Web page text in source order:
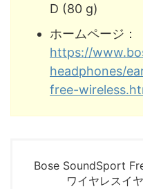
D (80 g)
ホームページ：
https://
headphones/
free-
Bose SoundSport
ワイヤレスイ